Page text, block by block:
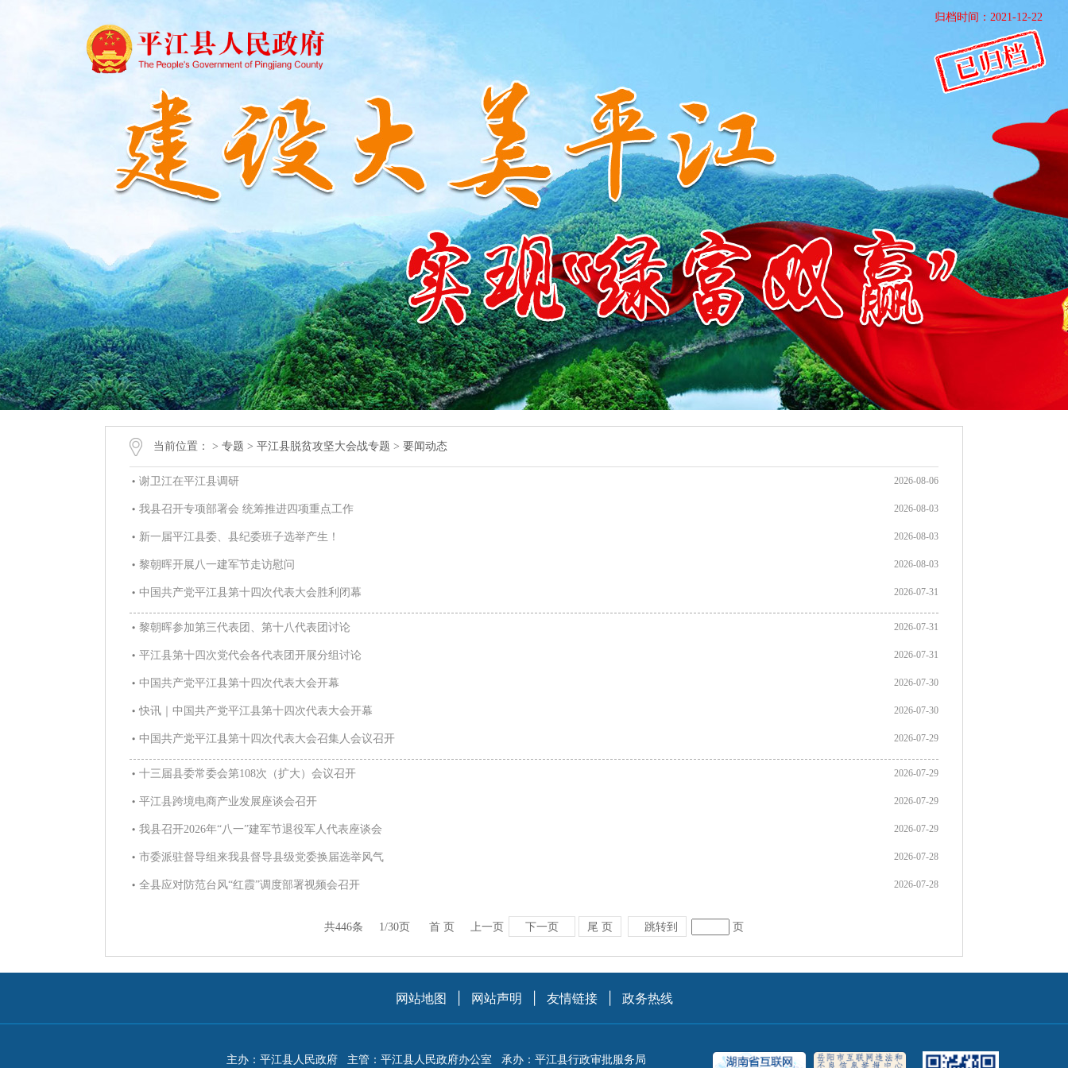
归档时间：2021-12-22
当前位置： > 专题 > 平江县脱贫攻坚大会战专题 > 要闻动态
2026-08-06
谢卫江在平江县调研
2026-08-03
我县召开专项部署会 统筹推进四项重点工作
2026-08-03
新一届平江县委、县纪委班子选举产生！
2026-08-03
黎朝晖开展八一建军节走访慰问
2026-07-31
中国共产党平江县第十四次代表大会胜利闭幕
2026-07-31
黎朝晖参加第三代表团、第十八代表团讨论
2026-07-31
平江县第十四次党代会各代表团开展分组讨论
2026-07-30
中国共产党平江县第十四次代表大会开幕
2026-07-30
快讯｜中国共产党平江县第十四次代表大会开幕
2026-07-29
中国共产党平江县第十四次代表大会召集人会议召开
2026-07-29
十三届县委常委会第108次（扩大）会议召开
2026-07-29
平江县跨境电商产业发展座谈会召开
2026-07-29
我县召开2026年“八一”建军节退役军人代表座谈会
2026-07-28
市委派驻督导组来我县督导县级党委换届选举风气
2026-07-28
全县应对防范台风“红霞”调度部署视频会召开
共446条 1/30页 首 页 上一页 下一页 尾 页 跳转到 页